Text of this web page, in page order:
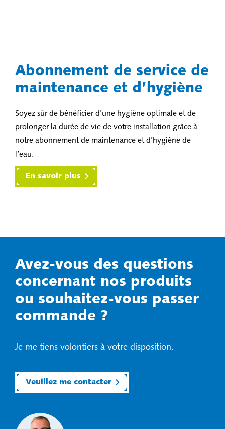
Abonnement de service de
maintenance et d’hygiène
Soyez sûr de bénéficier d’une hygiène optimale et de
prolonger la durée de vie de votre installation grâce à
notre abonnement de maintenance et d’hygiène de
l’eau.
En savoir plus
Avez-vous des questions
concernant nos produits
ou souhaitez-vous passer
commande ?
Je me tiens volontiers à votre disposition.
Veuillez me contacter